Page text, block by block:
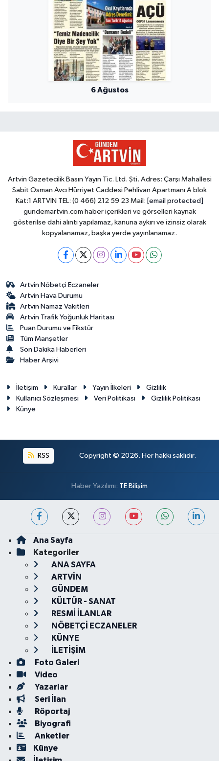
6 Ağustos
Artvin Gazetecilik Basın Yayın Tic. Ltd. Şti. Adres: Çarşı Mahallesi
Sabit Osman Avcı Hürriyet Caddesi Pehlivan Apartmanı A blok
Kat:1 ARTVİN TEL: (0 466) 212 59 23 Mail: [email protected]
gundemartvin.com haber içerikleri ve görselleri kaynak
gösterilse dahi alıntı yapılamaz, kanuna aykırı ve izinsiz olarak
kopyalanamaz, başka yerde yayınlanamaz.
Artvin Nöbetçi Eczaneler
Artvin Hava Durumu
Artvin Namaz Vakitleri
Artvin Trafik Yoğunluk Haritası
Puan Durumu ve Fikstür
Tüm Manşetler
Son Dakika Haberleri
Haber Arşivi
İletişim Kurallar Yayın İlkeleri
Gizlilik
Kullanıcı Sözleşmesi
Veri Politikası
Gizlilik Politikası
Künye
RSS Copyright © 2026. Her hakkı saklıdır.
Haber Yazılımı: TE Bilişim
Ana Sayfa
Kategoriler
ANA SAYFA
ARTVİN
GÜNDEM
KÜLTÜR - SANAT
RESMİ İLANLAR
NÖBETÇİ ECZANELER
KÜNYE
İLETİŞİM
Foto Galeri
Video
Yazarlar
Seri İlan
Röportaj
Biyografi
Anketler
Künye